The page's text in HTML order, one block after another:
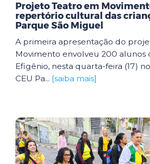
Projeto Teatro em
repertório cultural das
Parque São Miguel
A primeira apresentação do
Movimento envolveu 200 alunos
Efigênio, nesta quarta-feira (17)
CEU Pa... [saiba mais]